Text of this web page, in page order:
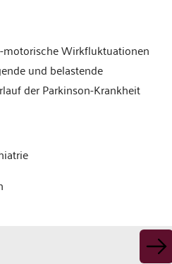
Wirkfluktuationen
und belastende
der Parkinson-Krankheit